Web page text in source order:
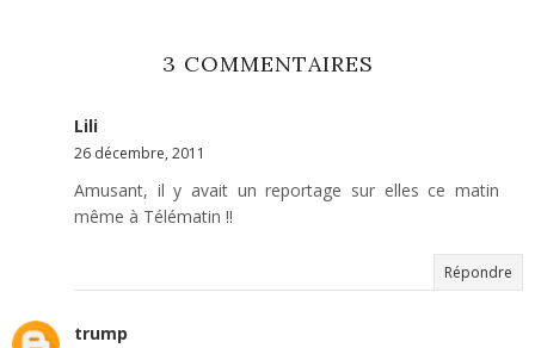
3 COMMENTAIRES
Lili
26 décembre, 2011
Amusant, il y avait un reportage sur elles ce matin
même à Télématin !!
Répondre
trump